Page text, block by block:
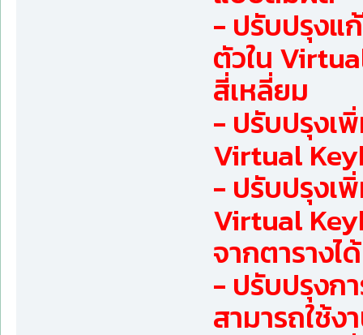
- ปรับปรุงแ
ตัวใน
สี่เหลี่ยม
- ปรับปรุงเ
Virtual
- ปรับปรุงเ
Virtual
จากตารางได้
- ปรับปรุงก
สามารถใช้